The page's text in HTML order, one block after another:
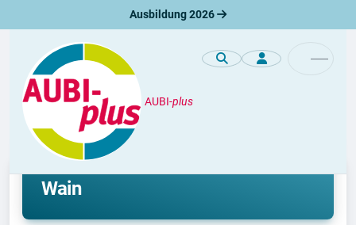
Ausbildung 2026
AUBI-plus
Duales Studium
Aktuelle duale Studienplätze in
Wain